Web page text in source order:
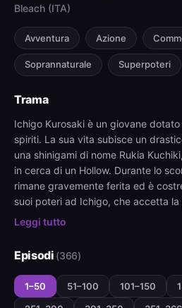
Bleach (ITA)
Avventura Azione
Soprannaturale Superpoteri
Trama
Ichigo Kurosaki è un giovane
spiriti. La sua vita subisce un
una shinigami di nome Rukia
in cerca di un Hollow. Durante lo
rimane gravemente ferita ed è
suoi poteri ad Ichigo, che accetta
nel tentativo di proteggere i suoi
assorbe tutti i poteri di Rukia,
pieno titolo. Avendo perso i suoi
nel mondo dei vivi finché non
frattempo, Ichigo sostituisce Rukia
Leggi tutto
Episodi (366)
1–50 51–100 101–150